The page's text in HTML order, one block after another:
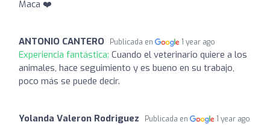
Maca ❤️
ANTONIO CANTERO Publicada en 1 year ago
Experiencia fantástica: Cuando el veterinario quiere a los
animales, hace seguimiento y es bueno en su trabajo,
poco más se puede decir.
Yolanda Valeron Rodriguez Publicada en 1 year ago